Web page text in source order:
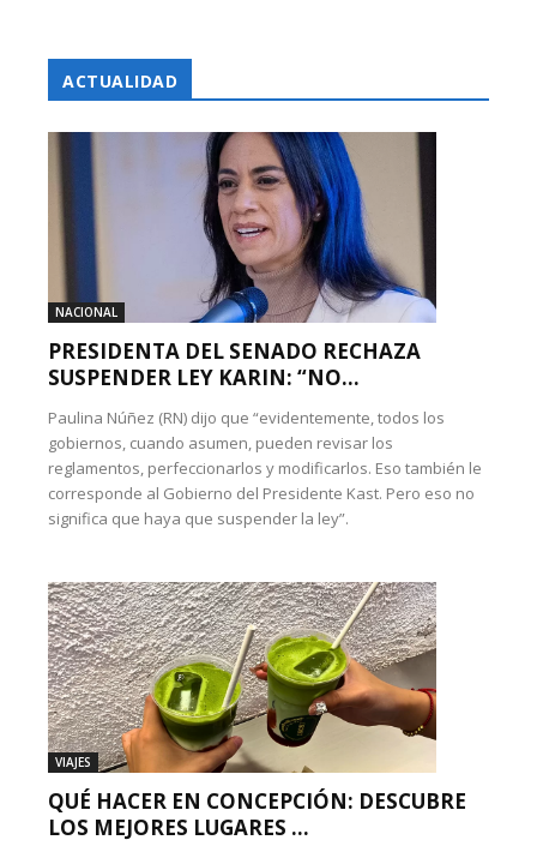
ACTUALIDAD
NACIONAL
PRESIDENTA DEL SENADO RECHAZA
SUSPENDER LEY KARIN: “NO...
Paulina Núñez (RN) dijo que “evidentemente, todos los
gobiernos, cuando asumen, pueden revisar los
reglamentos, perfeccionarlos y modificarlos. Eso también le
corresponde al Gobierno del Presidente Kast. Pero eso no
significa que haya que suspender la ley”.
VIAJES
QUÉ HACER EN CONCEPCIÓN: DESCUBRE
LOS MEJORES LUGARES ...